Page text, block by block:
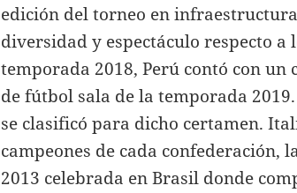
edición del torneo en
diversidad y espectáculo respecto
temporada 2018, Perú contó con
de fútbol sala de la temporada
se clasificó para dicho certamen.
campeones de cada confederación,
2013 celebrada en Brasil donde